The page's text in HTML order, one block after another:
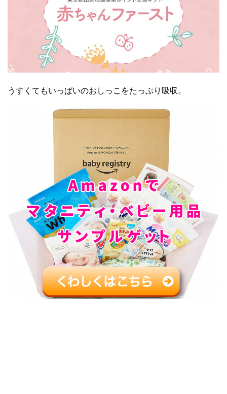
うすくてもいっぱいのおしっこをたっぷり吸収。